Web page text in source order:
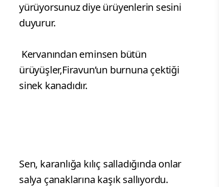
yürüyorsunuz diye ürüyenlerin sesini
duyurur.
Kervanından eminsen bütün
ürüyüşler,Firavun’un burnuna çektiği
sinek kanadıdır.
Sen, karanlığa kılıç salladığında onlar
salya çanaklarına kaşık sallıyordu.